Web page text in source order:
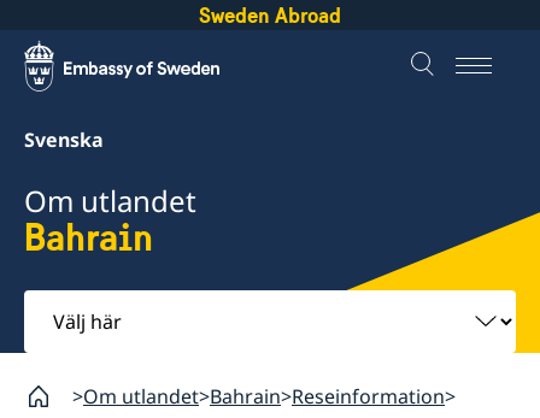
Sweden Abroad
Svenska
Om utlandet
Bahrain
Välj
här
Om utlandet Bahrain Reseinformation